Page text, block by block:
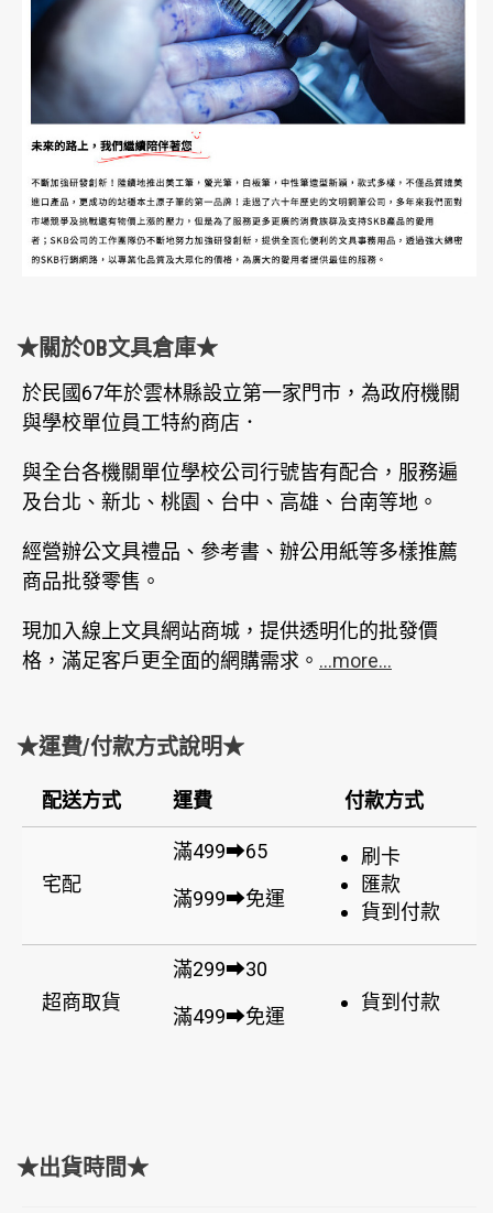
★關於OB文具倉庫★
於民國67年於雲林縣設立第一家門市，為政府機關
與學校單位員工特約商店．
與全台各機關單位學校公司行號皆有配合，服務遍
及台北、新北、桃園、台中、高雄、台南等地。
經營辦公文具禮品、參考書、辦公用紙等多樣推薦
商品批發零售。
現加入線上文具網站商城，提供透明化的批發價
格，滿足客戶更全面的網購需求。 ...more...
★運費/付款方式說明★
配送方式 運費 付款方式
宅配
滿499➡65
滿999➡免運
刷卡
匯款
貨到付款
超商取貨
滿299➡30
滿499➡免運
貨到付款
★出貨時間★